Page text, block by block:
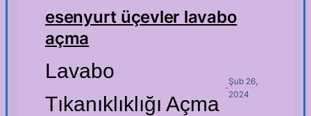
esenyurt üçevler lavabo
açma
Lavabo
Tıkanıklıklığı Açma
·
Şub 26,
2024